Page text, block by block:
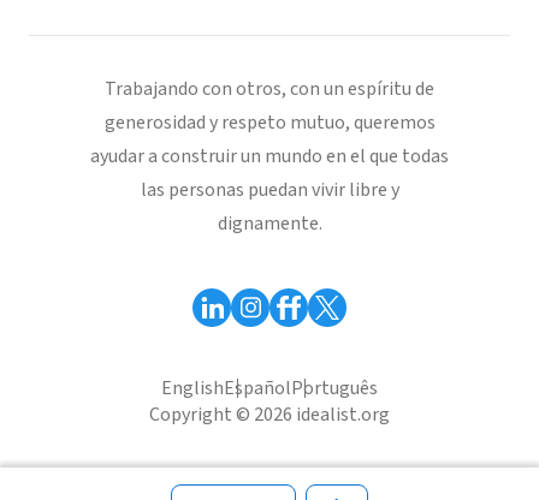
Trabajando con otros, con un espíritu de
generosidad y respeto mutuo, queremos
ayudar a construir un mundo en el que todas
las personas puedan vivir libre y
dignamente.
EnglishEspañolPortuguês
Copyright © 2026 idealist.org